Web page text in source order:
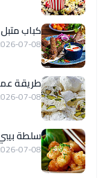
كباب
07-08
طريقة عمل
07-08
سلطة
07-08